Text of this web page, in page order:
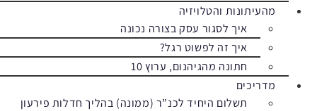
מהעיתונות והטלויזיה
איך לסגור עסק בצורה נכונה
איך זה לפשוט רגל?
חתונה מהגיהנום, ערוץ 10
מדריכים
תשלום היחיד לכנ”ר (ממונה) בהליך חדלות פירעון